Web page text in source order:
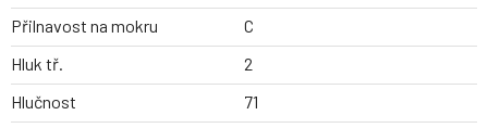
Přilnavost na mokru
C
Hluk tř.
2
Hlučnost
71